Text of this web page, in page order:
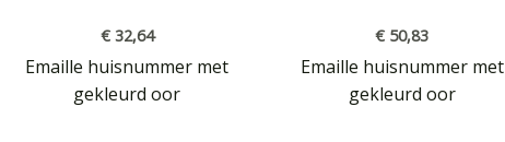
€32,64
Emaille huisnummer met
gekleurd oor
€ 50,83
Emaille huisnummer met
gekleurd oor